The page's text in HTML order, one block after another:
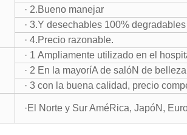
· 2.Bueno manejar
· 3.Y desechables 100% degradables
· 4.Precio razonable.
· 1 Ampliamente utilizado en el
· 2 En la mayoríA de salóN de
· 3 con la buena calidad, precio
·El Norte y Sur AméRica, JapóN,